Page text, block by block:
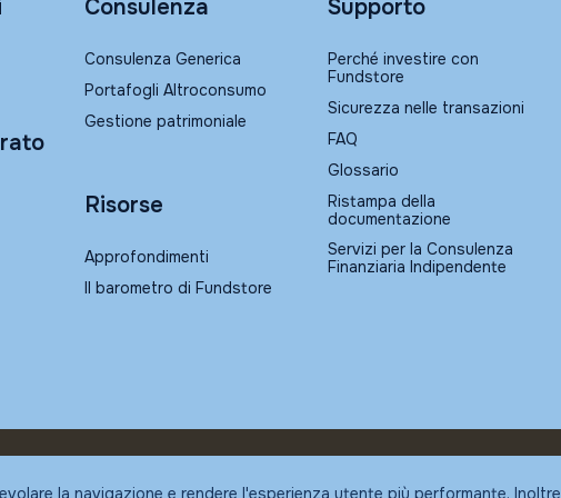
Consulenza
Consulenza Generica
Portafogli Altroconsumo
Gestione patrimoniale
Risorse
Approfondimenti
Il barometro di Fundstore
Supporto
Perché investire con
Fundstore
Sicurezza nelle transazioni
FAQ
Glossario
Ristampa della
documentazione
Servizi per la Consulenza
Finanziaria Indipendente
la navigazione e rendere l'esperienza utente più performante. Inoltre